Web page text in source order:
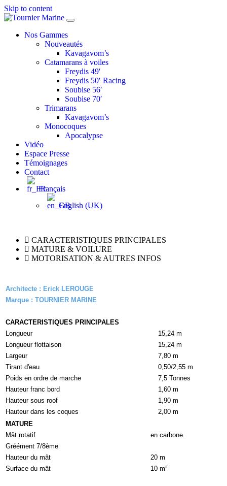
Skip to content
Toggle
Nos Gammes
Nouveautés
Kavagavom’s
Catamarans à voiles
Freydis 49′
Freydis 50′ Racing
Soubise 56′
Soubise 70′
Trimarans
Kavagavom’s
Monocoques
Apocalypse
Vidéo
Espace Presse
Témoignages
Contact
Français
English (UK)
CARACTERISTIQUES PRINCIPALES
MATURE & VOILURE
MOTORISATION & AUTRES INFOS
Architecte : Erick LEROUGE
Marque : TOURNIER MARINE
CARACTERISTIQUES PRINCIPALES
Longueur
15,24 m
Longueur flottaison
15,24 m
Largeur
7,80 m
Tirant d'eau
0,50/2,55 m
Poids en ordre de marche
7,5 Tonnes
Hauteur franc bord
1,60 m
Hauteur sous roof
1,90 m
Hauteur dans les coques
2,00 m
MATURE
Mât rotatif
en carbone
Gréément 7/8ème
Hauteur du mât
20 m
Surface du mât
10 m²